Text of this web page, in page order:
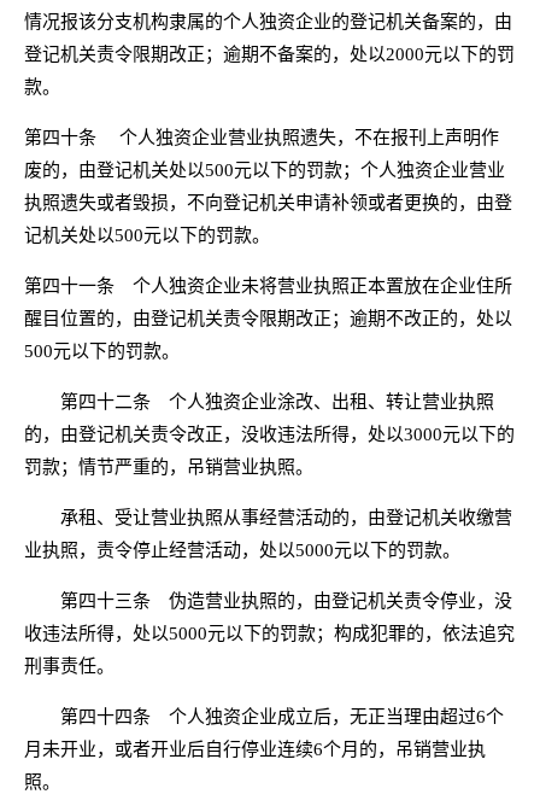
情况报该分支机构隶属的个人独资企业的登记机关备案的，由
登记机关责令限期改正；逾期不备案的，处以2000元以下的罚
款。
第四十条 个人独资企业营业执照遗失，不在报刊上声明作
废的，由登记机关处以500元以下的罚款；个人独资企业营业
执照遗失或者毁损，不向登记机关申请补领或者更换的，由登
记机关处以500元以下的罚款。
第四十一条 个人独资企业未将营业执照正本置放在企业住所
醒目位置的，由登记机关责令限期改正；逾期不改正的，处以
500元以下的罚款。
第四十二条 个人独资企业涂改、出租、转让营业执照
的，由登记机关责令改正，没收违法所得，处以3000元以下的
罚款；情节严重的，吊销营业执照。
承租、受让营业执照从事经营活动的，由登记机关收缴营
业执照，责令停止经营活动，处以5000元以下的罚款。
第四十三条 伪造营业执照的，由登记机关责令停业，没
收违法所得，处以5000元以下的罚款；构成犯罪的，依法追究
刑事责任。
第四十四条 个人独资企业成立后，无正当理由超过6个
月未开业，或者开业后自行停业连续6个月的，吊销营业执
照。